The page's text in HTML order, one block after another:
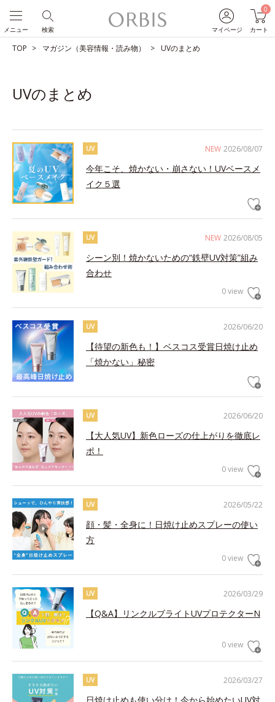
マイページ
0
カート
検索
メニュー
TOP マガジン（美容情報・読み物） UVのまとめ
UVのまとめ
NEW 2026/08/07
UV
今年こそ、焼かない・崩さない！UVベースメ
イク５選
NEW 2026/08/05
UV
シーン別！焼かないための“鉄壁UV対策”組み
合わせ
0 view
2026/06/20
UV
【待望の新色も！】ベスコス受賞日焼け止め
「焼かない」秘密
2026/06/20
UV
【大人気UV】新色ローズの仕上がりを徹底レ
ポ！
0 view
2026/05/22
UV
顔・髪・全身に！日焼け止めスプレーの使い
方
0 view
2026/03/29
UV
【Q&A】リンクルブライトUVプロテクターN
0 view
2026/03/27
UV